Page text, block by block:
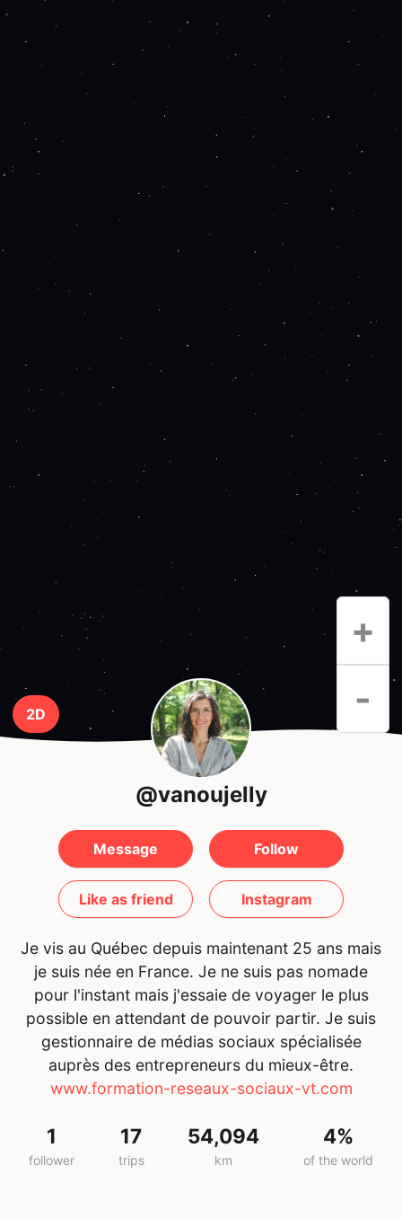
2D
+
-
@vanoujelly
Message Follow
Like as friend Instagram
Je vis au Québec depuis maintenant 25 ans mais
je suis née en France. Je ne suis pas nomade
pour l'instant mais j'essaie de voyager le plus
possible en attendant de pouvoir partir. Je suis
gestionnaire de médias sociaux spécialisée
auprès des entrepreneurs du mieux-être.
www.formation-reseaux-sociaux-vt.com
1
follower
17
trips
54,094
km
4%
of the world